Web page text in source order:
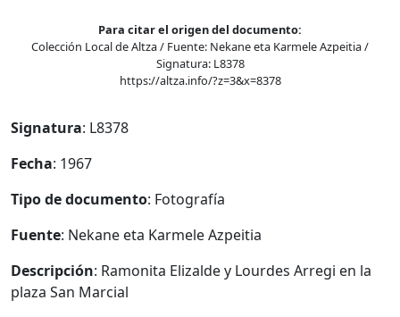
Para citar el origen del documento:
Colección Local de Altza / Fuente: Nekane eta Karmele Azpeitia /
Signatura: L8378
https://altza.info/?z=3&x=8378
Signatura: L8378
Fecha: 1967
Tipo de documento: Fotografía
Fuente: Nekane eta Karmele Azpeitia
Descripción: Ramonita Elizalde y Lourdes Arregi en la
plaza San Marcial